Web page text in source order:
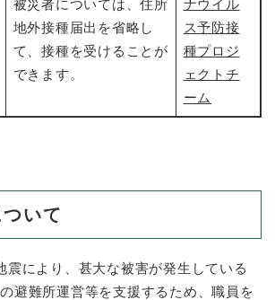
被災者については、住所
地外接種届出を省略し
て、接種を受けることが
できます。
ナウイル
ス予防接
種プロジ
ェクトチ
ーム
いて
震により、甚大な被害が発生している
避難所運営等を支援するため、職員を